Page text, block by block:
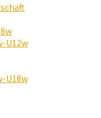
U12w
U18w